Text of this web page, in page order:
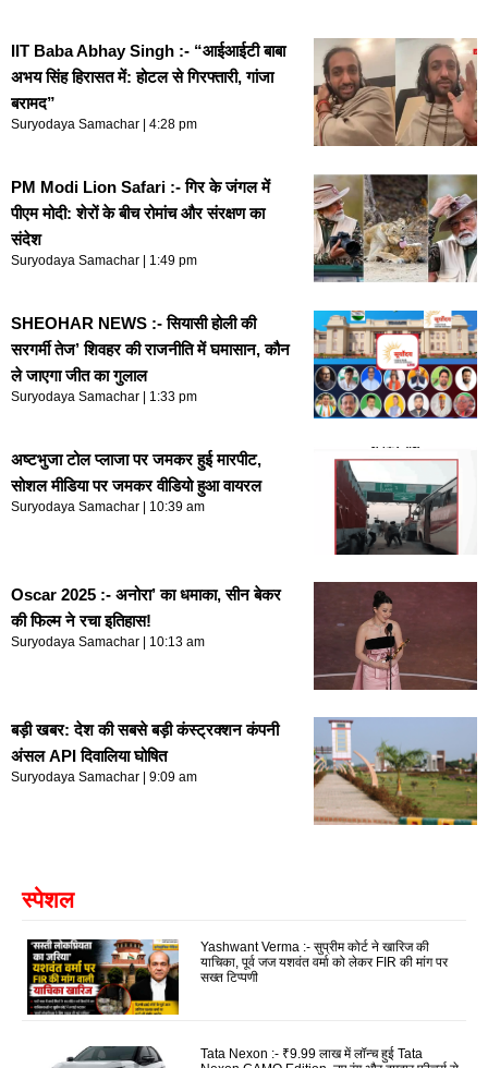
IIT Baba Abhay Singh :- “आईआईटी बाबा
अभय सिंह हिरासत में: होटल से गिरफ्तारी, गांजा
बरामद”
Suryodaya Samachar 4:28 pm
PM Modi Lion Safari :- गिर के जंगल में
पीएम मोदी: शेरों के बीच रोमांच और संरक्षण का
संदेश
Suryodaya Samachar 1:49 pm
SHEOHAR NEWS :- सियासी होली की
सरगर्मी तेज’ शिवहर की राजनीति में घमासान, कौन
ले जाएगा जीत का गुलाल
Suryodaya Samachar 1:33 pm
अष्टभुजा टोल प्लाजा पर जमकर हुई मारपीट,
सोशल मीडिया पर जमकर वीडियो हुआ वायरल
Suryodaya Samachar 10:39 am
Oscar 2025 :- अनोरा’ का धमाका, सीन बेकर
की फिल्म ने रचा इतिहास!
Suryodaya Samachar 10:13 am
बड़ी खबर: देश की सबसे बड़ी कंस्ट्रक्शन कंपनी
अंसल API दिवालिया घोषित
Suryodaya Samachar 9:09 am
स्पेशल
Yashwant Verma :- सुप्रीम कोर्ट ने खारिज की
याचिका, पूर्व जज यशवंत वर्मा को लेकर FIR की मांग पर
सख्त टिप्पणी
Tata Nexon :- ₹9.99 लाख में लॉन्च हुई Tata